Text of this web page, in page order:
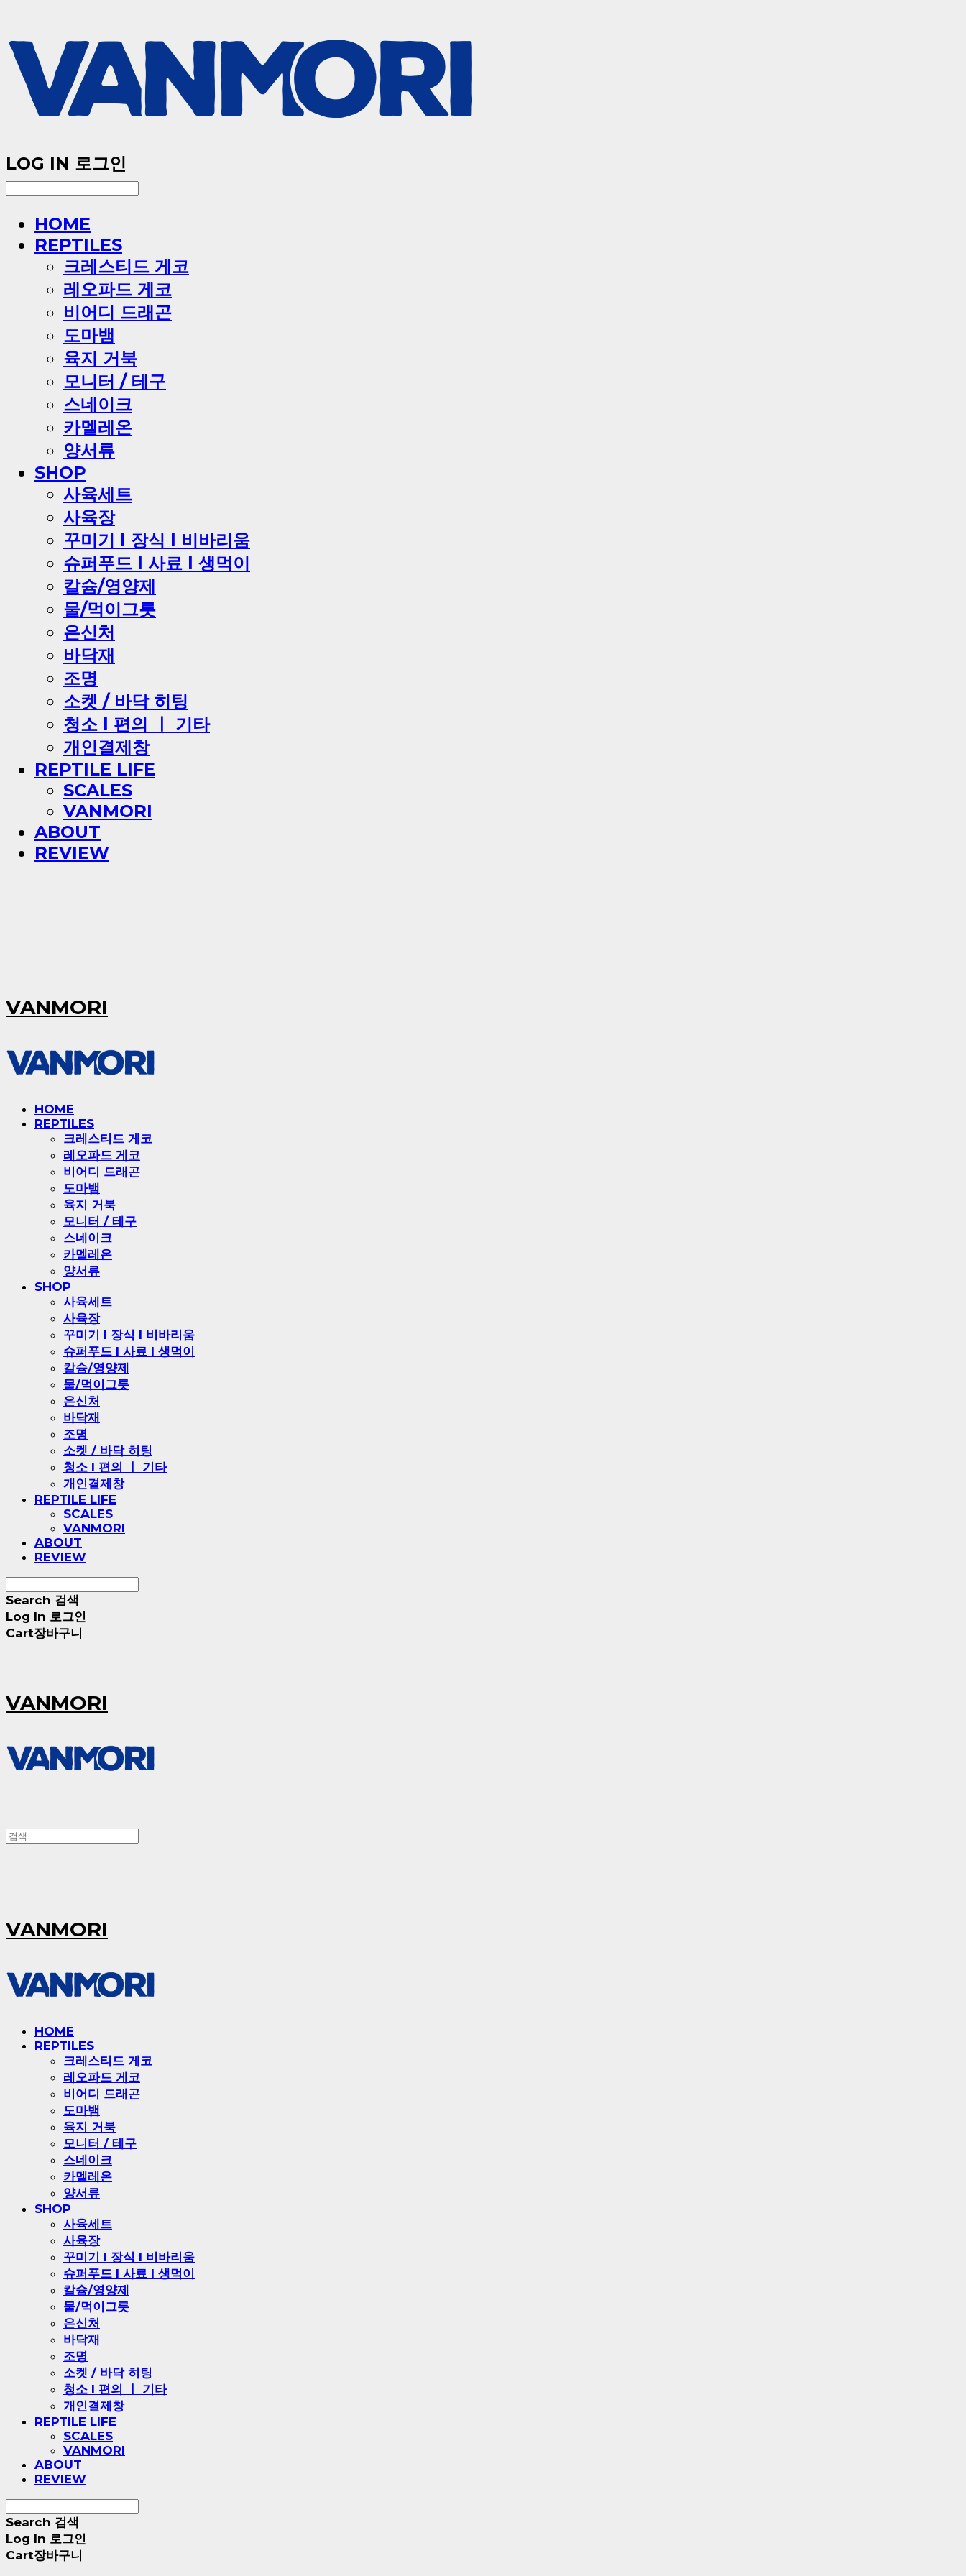
LOG IN 로그인
HOME
REPTILES
크레스티드 게코
레오파드 게코
비어디 드래곤
도마뱀
육지 거북
모니터 / 테구
스네이크
카멜레온
양서류
SHOP
사육세트
사육장
꾸미기 l 장식 l 비바리움
슈퍼푸드 l 사료 l 생먹이
칼슘/영양제
물/먹이그릇
은신처
바닥재
조명
소켓 / 바닥 히팅
청소 l 편의 ㅣ 기타
개인결제창
REPTILE LIFE
SCALES
VANMORI
ABOUT
REVIEW
VANMORI
HOME
REPTILES
크레스티드 게코
레오파드 게코
비어디 드래곤
도마뱀
육지 거북
모니터 / 테구
스네이크
카멜레온
양서류
SHOP
사육세트
사육장
꾸미기 l 장식 l 비바리움
슈퍼푸드 l 사료 l 생먹이
칼슘/영양제
물/먹이그릇
은신처
바닥재
조명
소켓 / 바닥 히팅
청소 l 편의 ㅣ 기타
개인결제창
REPTILE LIFE
SCALES
VANMORI
ABOUT
REVIEW
Search 검색
Log In 로그인
Cart장바구니
VANMORI
VANMORI
HOME
REPTILES
크레스티드 게코
레오파드 게코
비어디 드래곤
도마뱀
육지 거북
모니터 / 테구
스네이크
카멜레온
양서류
SHOP
사육세트
사육장
꾸미기 l 장식 l 비바리움
슈퍼푸드 l 사료 l 생먹이
칼슘/영양제
물/먹이그릇
은신처
바닥재
조명
소켓 / 바닥 히팅
청소 l 편의 ㅣ 기타
개인결제창
REPTILE LIFE
SCALES
VANMORI
ABOUT
REVIEW
Search 검색
Log In 로그인
Cart장바구니